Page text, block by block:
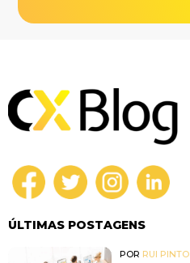
ÚLTIMAS POSTAGENS
POR RUI PINTO